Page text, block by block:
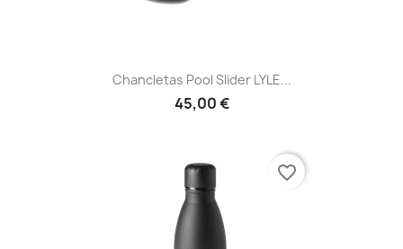
Chancletas Pool Slider LYLE...
45,00 €
favorite_border